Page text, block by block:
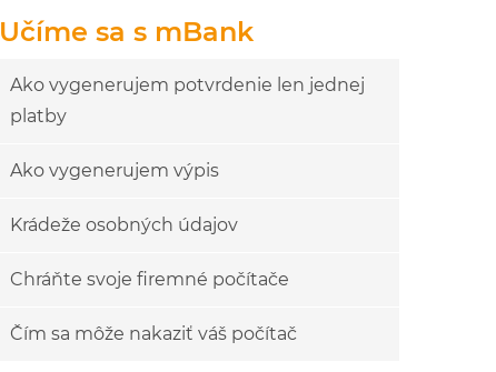
Učíme sa s mBank
Ako vygenerujem potvrdenie len jednej
platby
Ako vygenerujem výpis
Krádeže osobných údajov
Chráňte svoje firemné počítače
Čím sa môže nakaziť váš počítač